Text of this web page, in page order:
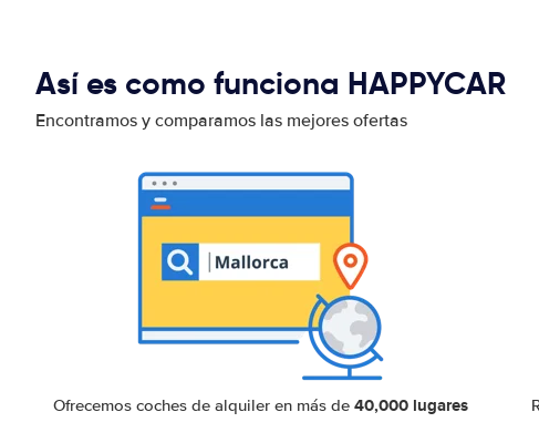
Así es como funciona HAPPYCAR
Encontramos y comparamos las mejores ofertas
Ofrecemos coches de alquiler en más de 40,000 lugares